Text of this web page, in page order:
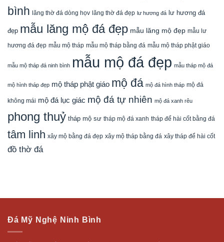
bình lăng thờ đá dòng họv lăng thờ đá đẹp lư hương đá lư hương đá
đẹp mẫu lăng mộ đá đẹp mẫu lăng mộ đẹp mẫu lư
hương đá đẹp mẫu mộ tháp mẫu mộ tháp bằng đá mẫu mộ tháp phật giáo
mẫu mộ tháp đá ninh bình mẫu mộ đá đẹp mẫu tháp mộ đá
mộ hình tháp đẹp mộ tháp phật giáo mộ đá mộ đá hình tháp mộ đá
không mái mộ đá lục giác mộ đá tự nhiên mộ đá xanh rêu
phong thuỷ tháp mộ sư tháp mộ đá xanh tháp để hài cốt bằng đá
tâm linh xây mộ bằng đá đẹp xây mộ tháp bằng đá xây tháp để hài cốt
đồ thờ đá
Đá Mỹ Nghệ Ninh Bình